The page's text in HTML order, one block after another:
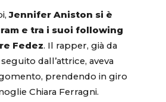
Jennifer Aniston si è
e tra i suoi following
Fedez. Il rapper, già da
dall’attrice, aveva
prendendo in giro
Chiara Ferragni.